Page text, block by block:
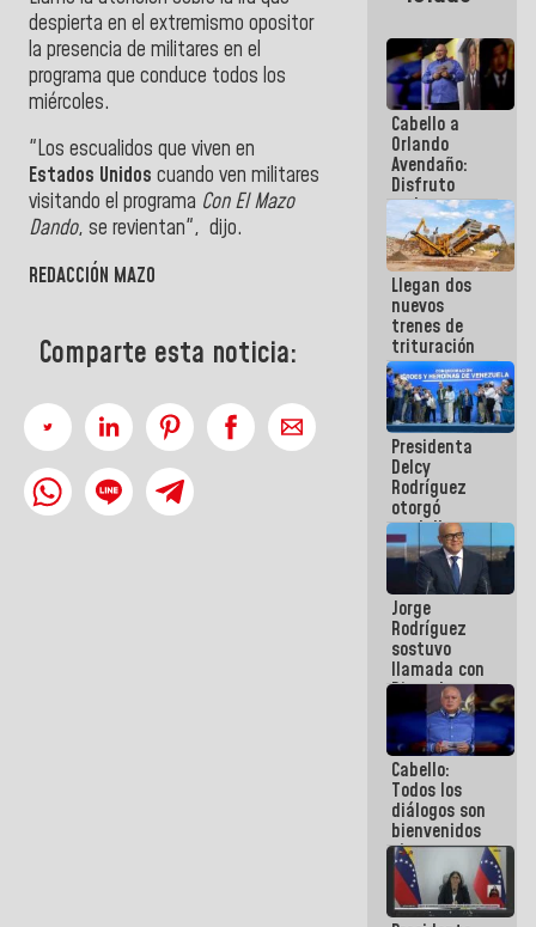
despierta en el extremismo opositor
la presencia de militares en el
programa que conduce todos los
miércoles.
"Los escualidos que viven en
Estados Unidos cuando ven militares
visitando el programa Con El Mazo
Dando, se revientan", dijo.
REDACCIÓN MAZO
Comparte esta noticia:
Cabello a
Orlando
Avendaño:
Disfruto
cada vez
que escribes
porque lo
que haces
es
embarrarla
Llegan dos
nuevos
trenes de
trituración
para
optimizar
manejo de
escombros
en La Guaira
Presidenta
Delcy
Rodríguez
otorgó
medalla
"Héroe de
Venezuela"
a servidores
públicos
Jorge
Rodríguez
sostuvo
llamada con
Dinorah
Figuera y
acuerdan
primer
encuentro
presencial
para el
diálogo
Cabello:
Todos los
diálogos son
bienvenidos
siempre que
estén en el
marco de la
Constitución